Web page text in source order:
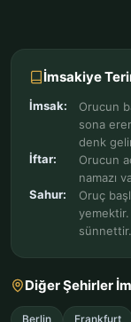
İmsakiye
İmsak:
Orucun
sona
denk
İftar:
Orucun
namazı
Sahur:
Oruç
sünnettir.
Diğer Şehirler
Berlin Frankfurt